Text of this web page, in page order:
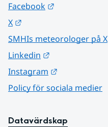
Facebook
X
SMHIs meteorologer på X
Linkedin
Instagram
Policy för sociala medier
Datavärdskap